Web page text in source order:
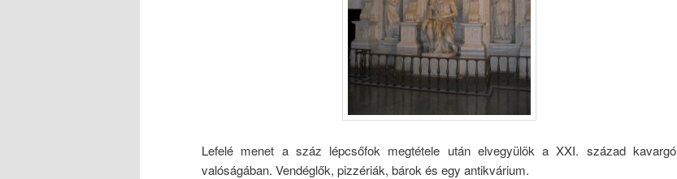
Lefelé menet a száz lépcsőfok megtétele után elvegyülök a XXI. század kavargó
valóságában. Vendéglők, pizzériák, bárok és egy antikvárium.